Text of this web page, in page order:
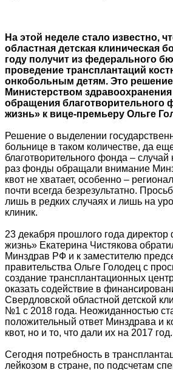
На этой неделе стало известно,
областная детская клиническая
году получит из федерального
проведение трансплантаций
онкобольным детям. Это
Министерством
обращения благотворительного
жизнь» к вице-премьеру Ольге
Решение о выделении
больнице в таком количестве, да
благотворительного фонда –
раз фонды обращали внимание
квот не хватает, особенно –
почти всегда безрезультатно.
лишь в редких случаях и лишь на
клиник.
23 декабря прошлого года
жизнь» Екатерина Чистякова
Минздрав РФ и к заместителю
правительства Ольге Голодец с
создание трансплантационных
оказать содействие в
Свердловской областной детской
№1 с 2018 года. Неожиданностью
положительный ответ Минздрава и
квот, но и то, что дали их на 2017 год.
Сегодня потребность в
лейкозом в стране, по подсчетам